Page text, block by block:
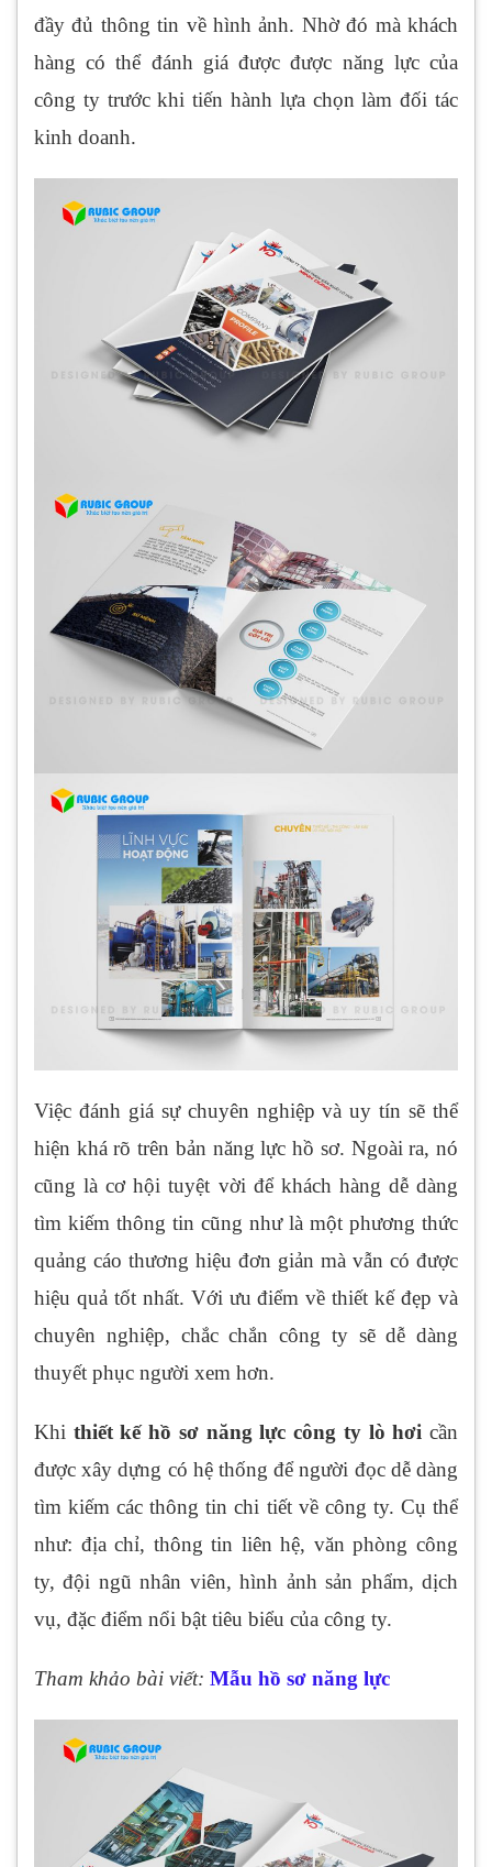
đầy đủ thông tin về hình ảnh. Nhờ đó mà khách
hàng có thể đánh giá được được năng lực của
công ty trước khi tiến hành lựa chọn làm đối tác
kinh doanh.
Việc đánh giá sự chuyên nghiệp và uy tín sẽ thể
hiện khá rõ trên bản năng lực hồ sơ. Ngoài ra, nó
cũng là cơ hội tuyệt vời để khách hàng dễ dàng
tìm kiếm thông tin cũng như là một phương thức
quảng cáo thương hiệu đơn giản mà vẫn có được
hiệu quả tốt nhất. Với ưu điểm về thiết kế đẹp và
chuyên nghiệp, chắc chắn công ty sẽ dễ dàng
thuyết phục người xem hơn.
Khi thiết kế hồ sơ năng lực công ty lò hơicần
được xây dựng có hệ thống để người đọc dễ dàng
tìm kiếm các thông tin chi tiết về công ty. Cụ thể
như: địa chỉ, thông tin liên hệ, văn phòng công
ty, đội ngũ nhân viên, hình ảnh sản phẩm, dịch
vụ, đặc điểm nổi bật tiêu biểu của công ty.
Tham khảo bài viết: Mẫu hồ sơ năng lực